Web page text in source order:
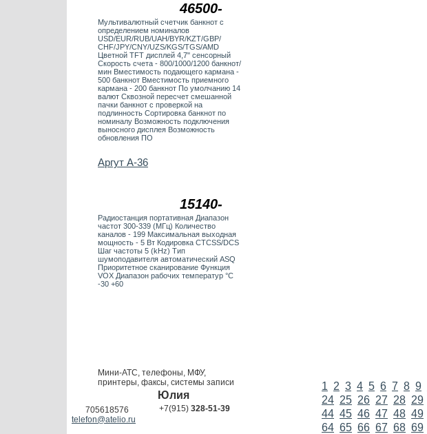
46500-
Мультивалютный счетчик банкнот с
определением номиналов
USD/EUR/RUB/UAH/BYR/KZT/GBP/
CHF/JPY/CNY/UZS/KGS/TGS/AMD
Цветной TFT дисплей 4,7" сенсорный
Скорость счета - 800/1000/1200 банкнот/
мин Вместимость подающего кармана -
500 банкнот Вместимость приемного
кармана - 200 банкнот По умолчанию 14
валют Сквозной пересчет смешанной
пачки банкнот с проверкой на
подлинность Сортировка банкнот по
номиналу Возможность подключения
выносного дисплея Возможность
обновления ПО
15140-
Аргут А-36
Радиостанция портативная Диапазон
частот 300-339 (МГц) Количество
каналов - 199 Максимальная выходная
мощность - 5 Вт Кодировка CTCSS/DCS
Шаг частоты 5 (kHz) Тип
шумоподавителя автоматический ASQ
Приоритетное сканирование Функция
VOX Диапазон рабочих температур °C
-30 +60
Мини-АТС, телефоны, МФУ,
принтеры, факсы, системы записи
Юлия
705618576 +7(915) 328-51-39
telefon@atelio.ru
1 2 3 4 5 6 7 8 9
24 25 26 27 28 29
44 45 46 47 48 49
64 65 66 67 68 69